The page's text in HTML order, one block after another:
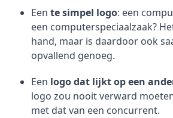
Een te simpel logo: een
een computerspeciaalzaak?
hand, maar is daardoor ook
opvallend genoeg.
Een logo dat lijkt op een
logo zou nooit verward
met dat van een concurrent.